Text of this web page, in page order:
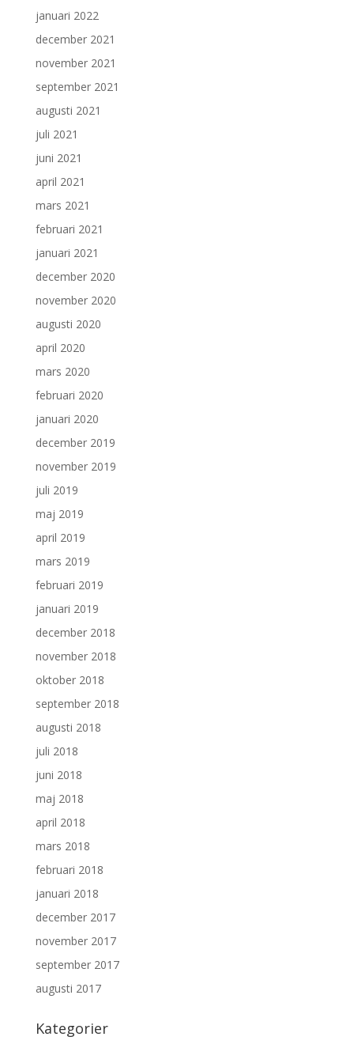
januari 2022
december 2021
november 2021
september 2021
augusti 2021
juli 2021
juni 2021
april 2021
mars 2021
februari 2021
januari 2021
december 2020
november 2020
augusti 2020
april 2020
mars 2020
februari 2020
januari 2020
december 2019
november 2019
juli 2019
maj 2019
april 2019
mars 2019
februari 2019
januari 2019
december 2018
november 2018
oktober 2018
september 2018
augusti 2018
juli 2018
juni 2018
maj 2018
april 2018
mars 2018
februari 2018
januari 2018
december 2017
november 2017
september 2017
augusti 2017
Kategorier